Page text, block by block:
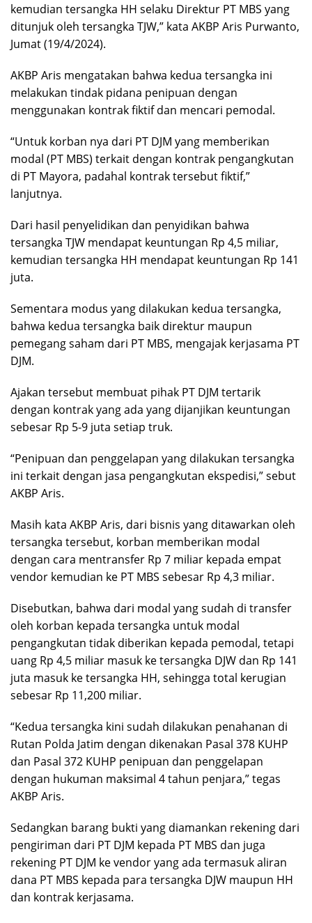
kemudian tersangka HH selaku Direktur PT MBS yang
ditunjuk oleh tersangka TJW,” kata AKBP Aris Purwanto,
Jumat (19/4/2024).
AKBP Aris mengatakan bahwa kedua tersangka ini
melakukan tindak pidana penipuan dengan
menggunakan kontrak fiktif dan mencari pemodal.
“Untuk korban nya dari PT DJM yang memberikan
modal (PT MBS) terkait dengan kontrak pengangkutan
di PT Mayora, padahal kontrak tersebut fiktif,”
lanjutnya.
Dari hasil penyelidikan dan penyidikan bahwa
tersangka TJW mendapat keuntungan Rp 4,5 miliar,
kemudian tersangka HH mendapat keuntungan Rp 141
juta.
Sementara modus yang dilakukan kedua tersangka,
bahwa kedua tersangka baik direktur maupun
pemegang saham dari PT MBS, mengajak kerjasama PT
DJM.
Ajakan tersebut membuat pihak PT DJM tertarik
dengan kontrak yang ada yang dijanjikan keuntungan
sebesar Rp 5-9 juta setiap truk.
“Penipuan dan penggelapan yang dilakukan tersangka
ini terkait dengan jasa pengangkutan ekspedisi,” sebut
AKBP Aris.
Masih kata AKBP Aris, dari bisnis yang ditawarkan oleh
tersangka tersebut, korban memberikan modal
dengan cara mentransfer Rp 7 miliar kepada empat
vendor kemudian ke PT MBS sebesar Rp 4,3 miliar.
Disebutkan, bahwa dari modal yang sudah di transfer
oleh korban kepada tersangka untuk modal
pengangkutan tidak diberikan kepada pemodal, tetapi
uang Rp 4,5 miliar masuk ke tersangka DJW dan Rp 141
juta masuk ke tersangka HH, sehingga total kerugian
sebesar Rp 11,200 miliar.
“Kedua tersangka kini sudah dilakukan penahanan di
Rutan Polda Jatim dengan dikenakan Pasal 378 KUHP
dan Pasal 372 KUHP penipuan dan penggelapan
dengan hukuman maksimal 4 tahun penjara,” tegas
AKBP Aris.
Sedangkan barang bukti yang diamankan rekening dari
pengiriman dari PT DJM kepada PT MBS dan juga
rekening PT DJM ke vendor yang ada termasuk aliran
dana PT MBS kepada para tersangka DJW maupun HH
dan kontrak kerjasama.